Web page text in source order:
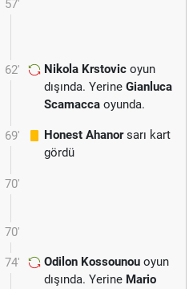
57'
62' Nikola Krstovic oyun
dışında. Yerine Gianluca
Scamacca oyunda.
69' Honest Ahanorsarı kart
gördü
70'
70'
74' Odilon Kossounou oyun
dışında. Yerine Mario